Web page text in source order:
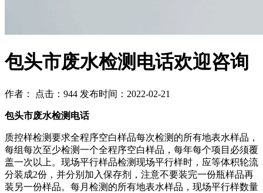
包头市废水检测电话欢迎咨询
作者： 点击：944 发布时间：2022-02-21
包头市废水检测电话
质控样检测要求全程序空白样品每次检测的所有地表水样品，
每组每次至少检测一个全程序空白样品，每年每个项目必须覆
盖一次以上。现场平行样品检测现场平行样时，应等体积轮流
分装成2份，并分别加入保存剂，注意不要装完一份瓶样品再
装另一份样品。每月检测的所有地表水样品，现场平行样数量